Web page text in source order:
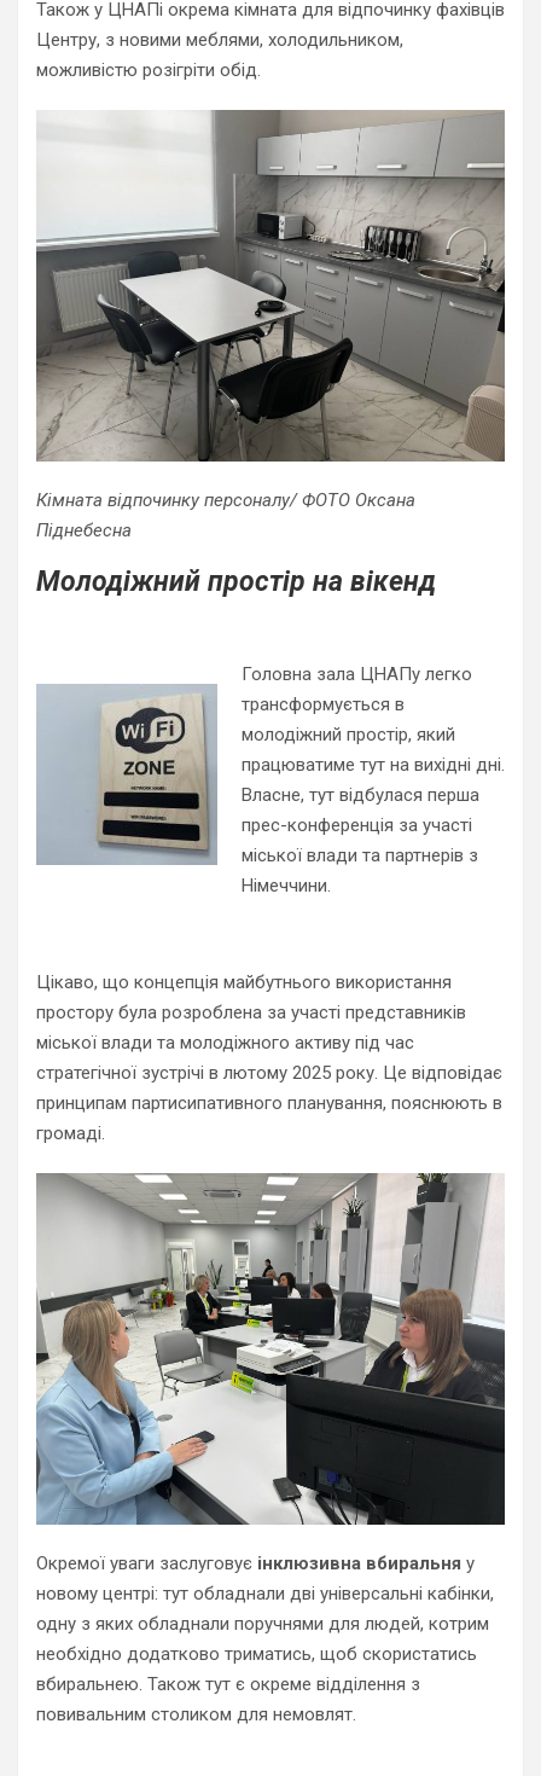
Також у ЦНАПі окрема кімната для відпочинку фахівців
Центру, з новими меблями, холодильником,
можливістю розігріти обід.
Кімната відпочинку персоналу/ ФОТО Оксана
Піднебесна
Молодіжний простір на вікенд
Головна зала ЦНАПу легко
трансформується в
молодіжний простір, який
працюватиме тут на вихідні дні.
Власне, тут відбулася перша
прес-конференція за участі
міської влади та партнерів з
Німеччини.
Цікаво, що концепція майбутнього використання
простору була розроблена за участі представників
міської влади та молодіжного активу під час
стратегічної зустрічі в лютому 2025 року. Це відповідає
принципам партисипативного планування, пояснюють в
громаді.
Окремої уваги заслуговує інклюзивна вбиральня у
новому центрі: тут обладнали дві універсальні кабінки,
одну з яких обладнали поручнями для людей, котрим
необхідно додатково триматись, щоб скористатись
вбиральнею. Також тут є окреме відділення з
повивальним столиком для немовлят.